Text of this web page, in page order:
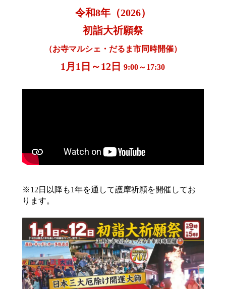
令和8年（2026）
初詣大祈願祭
（お寺マルシェ・だるま市同時開催）
1月1日～12日9:00～17:30
※12日以降も1年を通して護摩祈願を開催してお
ります。